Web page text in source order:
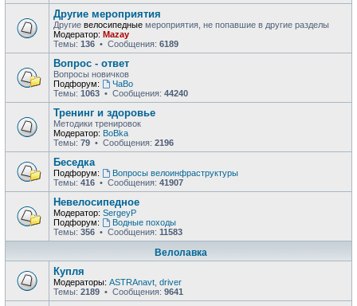
Другие мероприятия
Другие велосипедные мероприятия, не попавшие в другие разделы
Модератор: Mazay
Темы: 136 • Сообщения: 6189
Вопрос - ответ
Вопросы новичков
Подфорум:
ЧаВо
Темы: 1063 • Сообщения: 44240
Тренинг и здоровье
Методики тренировок
Модератор: BoBka
Темы: 79 • Сообщения: 2196
Беседка
Подфорум:
Вопросы велоинфраструктуры
Темы: 416 • Сообщения: 41907
Невелосипедное
Модератор: SergeyP
Подфорум:
Водные походы
Темы: 356 • Сообщения: 11583
Велолавка
Купля
Модераторы: ASTRAnavt driver
Темы: 2189 • Сообщения: 9641